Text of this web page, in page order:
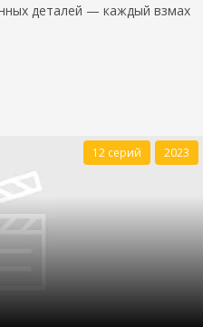
деталей — каждый взмах
12 серий 2023